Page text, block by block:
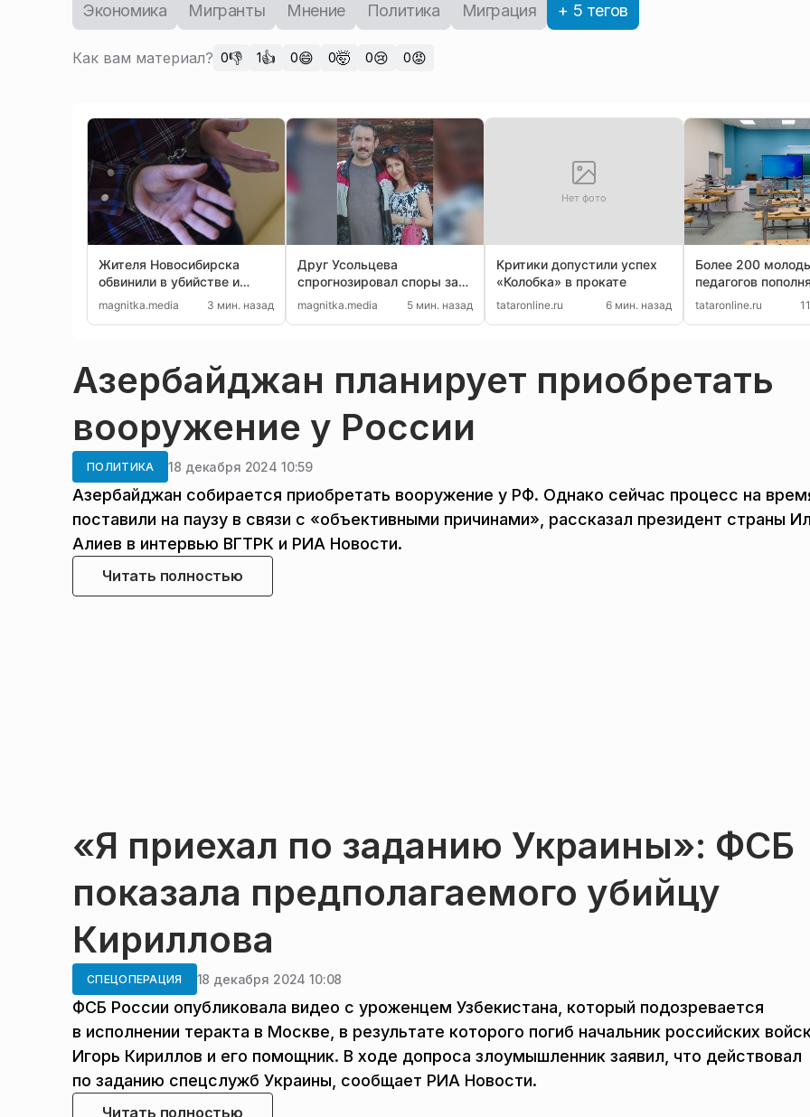
Экономика Мигранты Мнение Политика Миграция + 5 тегов
Как вам материал? 0👎 1👍 0😄 0🤯 0😢 0😡
Жителя Новосибирска
обвинили в убийстве и
стрельбе в Кемерово
magnitka.media 3 мин. назад
Друг Усольцева
спрогнозировал споры за
гигантское наследство
предпринимателя
magnitka.media 5 мин. назад
Нет фото
Критики допустили успех
«Колобка» в прокате
tataronline.ru 6 мин. назад
Более 200
педагогов
Набережных
tataronline.ru
Азербайджан планирует приобретать
вооружение у России
ПОЛИТИКА 18 декабря 2024 10:59
Азербайджан собирается приобретать вооружение у РФ. Однако сейчас процесс на
поставили на паузу в связи с «объективными причинами», рассказал президент страны
Алиев в интервью ВГТРК и РИА Новости.
Читать полностью
«Я приехал по заданию Украины»: ФСБ
показала предполагаемого убийцу
Кириллова
СПЕЦОПЕРАЦИЯ 18 декабря 2024 10:08
ФСБ России опубликовала видео с уроженцем Узбекистана, который подозревается
в исполнении теракта в Москве, в результате которого погиб начальник российских
Игорь Кириллов и его помощник. В ходе допроса злоумышленник заявил, что действовал
по заданию спецслужб Украины, сообщает РИА Новости.
Читать полностью